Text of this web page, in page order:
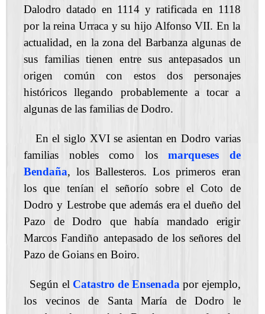
Dalodro datado en 1114 y ratificada en 1118
por la reina Urraca y su hijo Alfonso VII. En la
actualidad, en la zona del Barbanza algunas de
sus familias tienen entre sus antepasados un
origen común con estos dos personajes
históricos llegando probablemente a tocar a
algunas de las familias de Dodro.
En el siglo XVI se asientan en Dodro varias
familias nobles como los marqueses de
Bendaña, los Ballesteros. Los primeros eran
los que tenían el señorío sobre el Coto de
Dodro y Lestrobe que además era el dueño del
Pazo de Dodro que había mandado erigir
Marcos Fandiño antepasado de los señores del
Pazo de Goians en Boiro.
Según el Catastro de Ensenada por ejemplo,
los vecinos de Santa María de Dodro le